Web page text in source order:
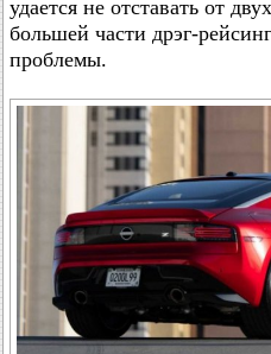
удается не отставать от
большей части дрэг-
проблемы.